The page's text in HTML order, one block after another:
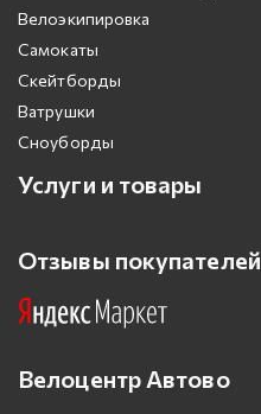
Велоэкипировка
Самокаты
Скейтборды
Ватрушки
Сноуборды
Услуги и товары
Отзывы покупателей
Велоцентр Автово